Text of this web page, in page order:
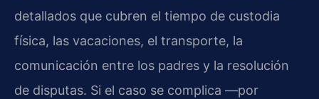
detallados que cubren el tiempo de custodia
física, las vacaciones, el transporte, la
comunicación entre los padres y la resolución
de disputas. Si el caso se complica —por